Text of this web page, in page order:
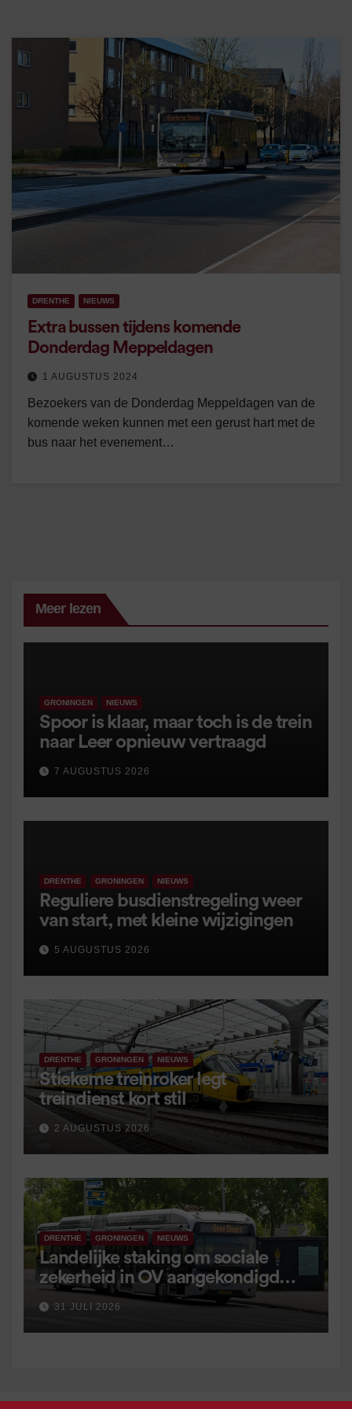
DRENTHE NIEUWS
Extra bussen tijdens komende
Donderdag Meppeldagen
1 AUGUSTUS 2024
Bezoekers van de Donderdag Meppeldagen van de
komende weken kunnen met een gerust hart met de
bus naar het evenement…
Meer lezen
GRONINGEN NIEUWS
Spoor is klaar, maar toch is de trein
naar Leer opnieuw vertraagd
7 AUGUSTUS 2026
DRENTHE GRONINGEN NIEUWS
Reguliere busdienstregeling weer
van start, met kleine wijzigingen
5 AUGUSTUS 2026
DRENTHE GRONINGEN NIEUWS
Stiekeme treinroker legt
treindienst kort stil
2 AUGUSTUS 2026
DRENTHE GRONINGEN NIEUWS
Landelijke staking om sociale
zekerheid in OV aangekondigd
voor 9 september
31 JULI 2026